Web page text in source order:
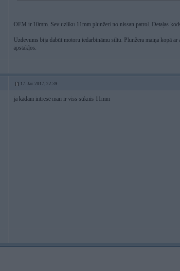
OEM ir 10mm. Sev uzliku 11mm plunžeri no nissan patrol. Detaļas
Uzdevums bija dabūt motoru iedarbināmu siltu. Plunžera maiņa kopā
apstākļos.
17. Jan 2017, 22:39
ja kādam intresē man ir viss sūknis 11mm